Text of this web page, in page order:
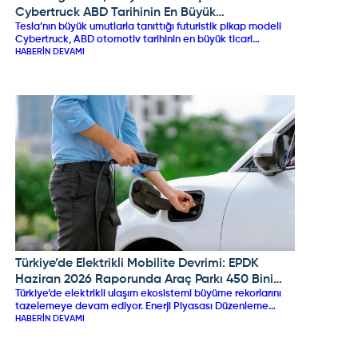
Cybertruck ABD Tarihinin En Büyük
Fiyaskolarından Biri Oldu!
Tesla’nın büyük umutlarla tanıttığı futuristik pikap modeli
Cybertruck, ABD otomotiv tarihinin en büyük ticari
başarısızlıklarından biri olarak gösterilmeye başlandı. Elon
yaşayan elektrikli aracı oldu. Üst üste yaşanan geri
çağırma operasyonları, kronik mekanik arızalar ve Ford
Edsel’i aratmayan performansıyla model adeta sınıfta
kaldı.
HABERIN DEVAMI
TOGG
Türkiye’de Elektrikli Mobilite Devrimi: EPDK
Haziran 2026 Raporunda Araç Parkı 450 Bini
Aştı!
Türkiye’de elektrikli ulaşım ekosistemi büyüme rekorlarını
tazelemeye devam ediyor. Enerji Piyasası Düzenleme
Kurumu (EPDK) tarafından paylaşılan Haziran 2026
HABERIN DEVAMI